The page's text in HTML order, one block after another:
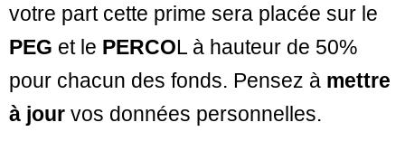
votre part cette prime sera placée sur le
PEG et le PERCOL à hauteur de 50%
pour chacun des fonds. Pensez à mettre
à jour vos données personnelles.